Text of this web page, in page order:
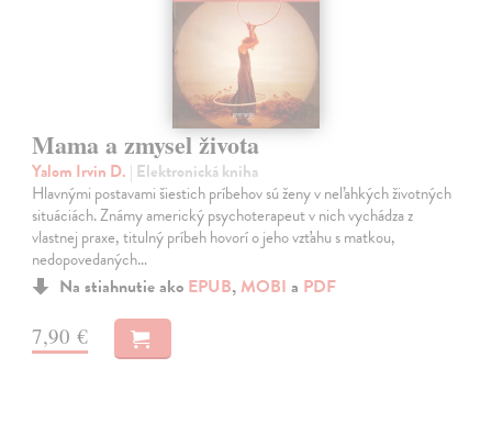
Mama a zmysel života
Yalom Irvin D. | Elektronická kniha
Hlavnými postavami šiestich príbehov sú ženy v neľahkých životných
situáciách. Známy americký psychoterapeut v nich vychádza z
vlastnej praxe, titulný príbeh hovorí o jeho vzťahu s matkou,
nedopovedaných…
Na stiahnutie ako EPUB, MOBI a PDF
7,90 €